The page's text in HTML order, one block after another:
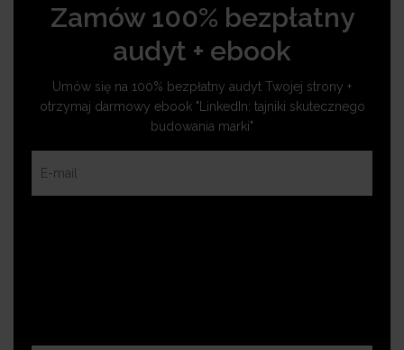
Zamów 100% bezpłatny
audyt + ebook
Umów się na 100% bezpłatny audyt Twojej strony +
otrzymaj darmowy ebook "LinkedIn: tajniki skutecznego
budowania marki"